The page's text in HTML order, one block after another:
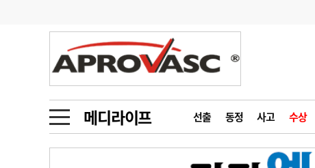
메디라이프 선출 동정 사고 수상
금주의 검색어
1
의사인력 수급 추계
2
성분명 처방
메디인포 인사
오피니언 칼럼
인물 피플
동영상뉴스